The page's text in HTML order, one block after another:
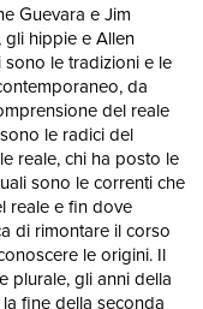
Guevara e Jim
gli hippie e Allen
le tradizioni e le
da
del reale
le radici del
reale, chi ha posto le
sono le correnti che
reale e fin dove
di rimontare il corso
le origini. Il
plurale, gli anni della
fine della seconda